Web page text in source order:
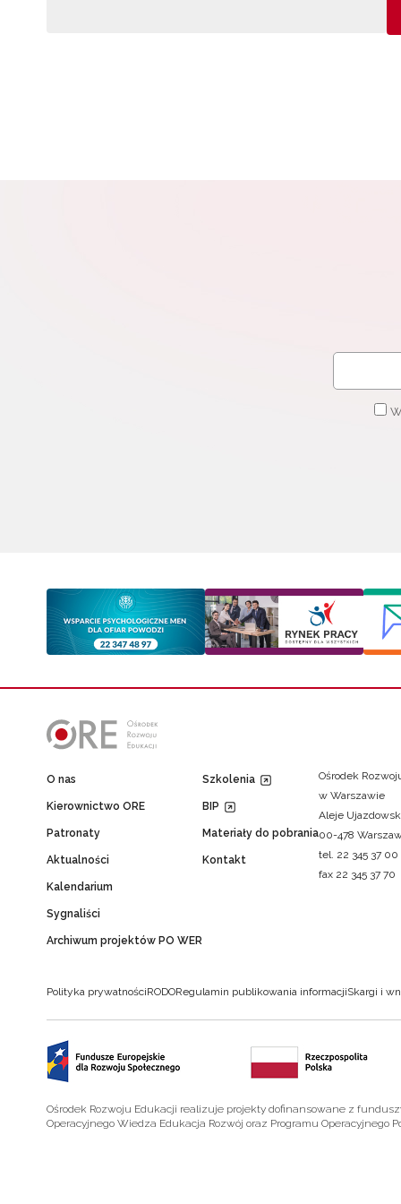
O nas
Kierownictwo ORE
Patronaty
Aktualności
Kalendarium
Sygnaliści
Archiwum projektów PO WER
Szkolenia
BIP
Materiały do pobrania
Kontakt
Ośrodek
w Warszawie
Aleje
00-478
tel. 22 345 37 00
fax 22 345 37 70
Polityka prywatnościRODORegulamin publikowania informacjiSkargi i
Ośrodek Rozwoju Edukacji realizuje projekty dofinansowane z
Operacyjnego Wiedza Edukacja Rozwój oraz Programu Operacyjnego